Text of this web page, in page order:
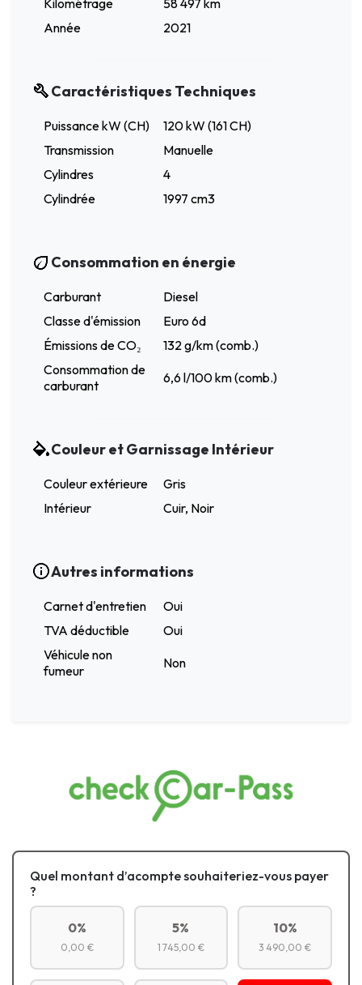
Kilométrage
58 497 km
Année
2021
Caractéristiques Techniques
Puissance kW (CH)
120 kW (161 CH)
Transmission
Manuelle
Cylindres
4
Cylindrée
1997 cm3
Consommation en énergie
Carburant
Diesel
Classe d'émission
Euro 6d
Émissions de CO₂
132 g/km (comb.)
Consommation de
carburant
6,6 l/100 km (comb.)
Couleur et Garnissage Intérieur
Couleur extérieure
Gris
Intérieur
Cuir, Noir
Autres informations
Carnet d'entretien
Oui
TVA déductible
Oui
Véhicule non
fumeur
Non
Quel montant d’acompte souhaiteriez-vous payer
?
0%
0,00 €
5%
1 745,00 €
10%
3 490,00 €